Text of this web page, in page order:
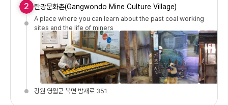
2 탄광문화촌(Gangwondo Mine Culture Village)
A place where you can learn about the past coal working
sites and the life of miners
강원 영월군 북면 밤재로 351